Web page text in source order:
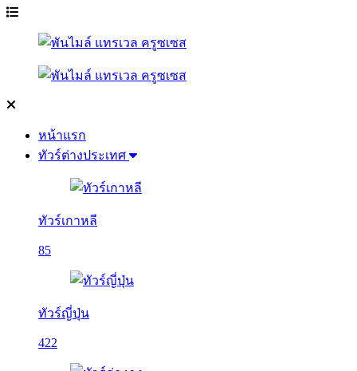
หน้าแรก
ทัวร์ต่างประเทศ
ทัวร์เกาหลี
85
ทัวร์ญี่ปุ่น
422